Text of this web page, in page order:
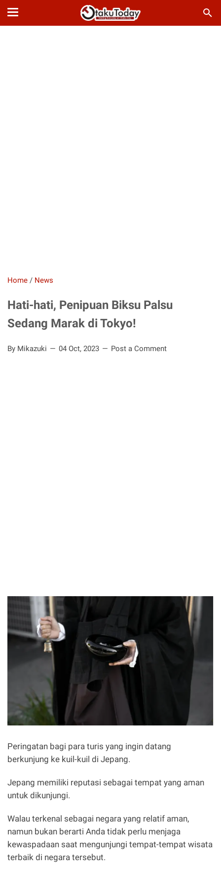
Home / News
Hati-hati, Penipuan Biksu Palsu
Sedang Marak di Tokyo!
By Mikazuki 04 Oct, 2023 Post a Comment
Peringatan bagi para turis yang ingin datang
berkunjung ke kuil-kuil di Jepang.
Jepang memiliki reputasi sebagai tempat yang aman
untuk dikunjungi.
Walau terkenal sebagai negara yang relatif aman,
namun bukan berarti Anda tidak perlu menjaga
kewaspadaan saat mengunjungi tempat-tempat wisata
terbaik di negara tersebut.